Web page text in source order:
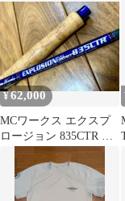
¥62,000
MCワークス エクスプ
ロージョン 835CTR コ